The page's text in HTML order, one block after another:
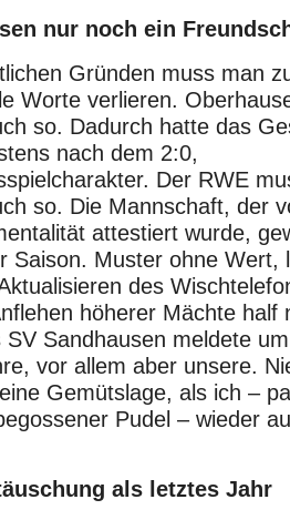
nur noch ein
Gründen muss man
Worte verlieren.
so. Dadurch hatte das
nach dem 2:0,
Der RWE
so. Die Mannschaft, der
attestiert wurde,
Saison. Muster ohne Wert,
des
höherer Mächte half
SV Sandhausen meldete
vor allem aber unsere.
Gemütslage, als ich –
Pudel – wieder
als letztes Jahr